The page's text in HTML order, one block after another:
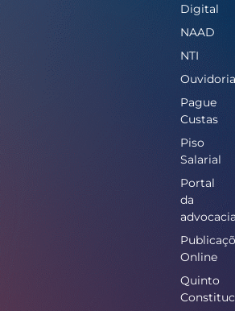
Digital
NAAD
NTI
Ouvidoria
Pague
Custas
Piso
Salarial
Portal
da
advocacia
Online
Quinto